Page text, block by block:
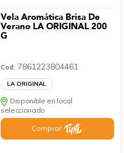
Vela Aromática Brisa De
Verano LA ORIGINAL 200
G
Cod: 7861223804461
LA ORIGINAL
Disponible en local
seleccionado
Comprar